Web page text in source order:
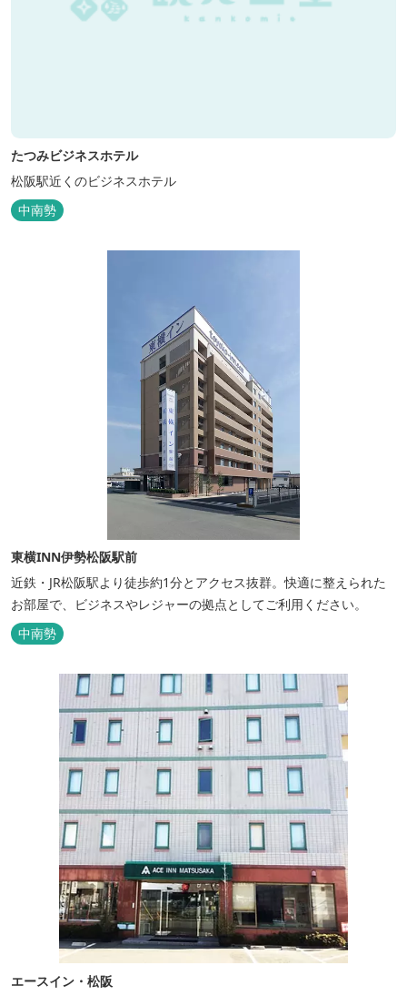
たつみビジネスホテル
松阪駅近くのビジネスホテル
中南勢
東横INN伊勢松阪駅前
近鉄・JR松阪駅より徒歩約1分とアクセス抜群。快適に整えられた
お部屋で、ビジネスやレジャーの拠点としてご利用ください。
中南勢
エースイン・松阪